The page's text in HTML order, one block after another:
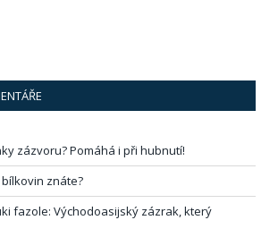
zázvoru? Pomáhá i při hubnutí!
znáte?
fazole: Východoasijský zázrak, který